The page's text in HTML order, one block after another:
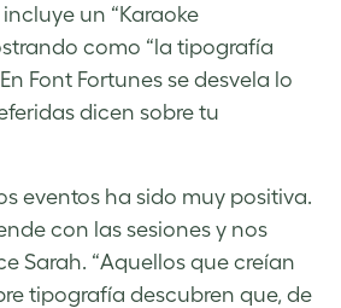
un “Karaoke
como “la tipografía
Font Fortunes se desvela lo
dicen sobre tu
eventos ha sido muy positiva.
con las sesiones y nos
Sarah. “Aquellos que creían
tipografía descubren que, de